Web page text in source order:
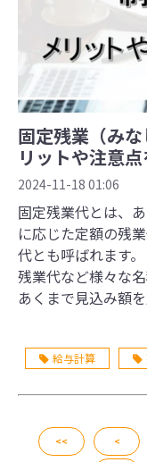
固定残業（み
リットや注意
2024-11-18 01:06
固定残業代とは、
に応じた定額の残
代とも呼ばれます。 企業によって、固定残業手当、定額
残業代など様々な
あくまで見込み額
時間に応じて計算
の記事では、固定
給与計算
<< <